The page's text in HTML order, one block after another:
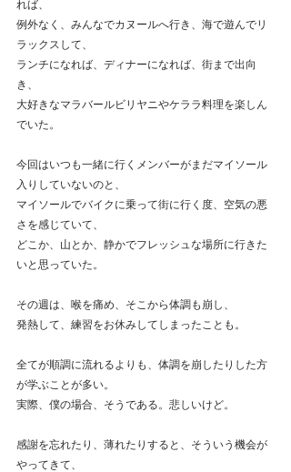
れば、
例外なく、みんなでカヌールへ行き、海で遊んでリ
ラックスして、
ランチになれば、ディナーになれば、街まで出向
き、
大好きなマラバールビリヤニやケララ料理を楽しん
でいた。
今回はいつも一緒に行くメンバーがまだマイソール
入りしていないのと、
マイソールでバイクに乗って街に行く度、空気の悪
さを感じていて、
どこか、山とか、静かでフレッシュな場所に行きた
いと思っていた。
その週は、喉を痛め、そこから体調も崩し、
発熱して、練習をお休みしてしまったことも。
全てが順調に流れるよりも、体調を崩したりした方
が学ぶことが多い。
実際、僕の場合、そうである。悲しいけど。
感謝を忘れたり、薄れたりすると、そういう機会が
やってきて、